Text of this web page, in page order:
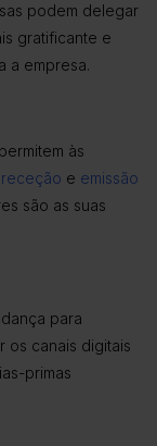
podem delegar
gratificante e
a empresa.
às
receção e emissão
são as suas
para
os canais digitais
primas